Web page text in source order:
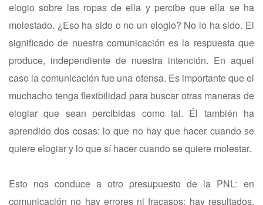
elogio sobre las ropas de ella y percibe que ella se ha
molestado. ¿Eso ha sido o no un elogio? No lo ha sido. El
significado de nuestra comunicación es la respuesta que
produce, independiente de nuestra intención. En aquel
caso la comunicación fue una ofensa. Es importante que el
muchacho tenga flexibilidad para buscar otras maneras de
elogiar que sean percibidas como tal. Él también ha
aprendido dos cosas: lo que no hay que hacer cuando se
quiere elogiar y lo que sí hacer cuando se quiere molestar.
Esto nos conduce a otro presupuesto de la PNL: en
comunicación no hay errores ni fracasos; hay resultados.